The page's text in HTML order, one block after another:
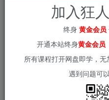
加入狂
终身 黄金会员
开通本站终身黄金会员
所有课程打开网盘即学，
遇到问题可